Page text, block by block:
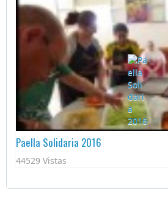
Paella Solidaria 2016
44529 Vistas